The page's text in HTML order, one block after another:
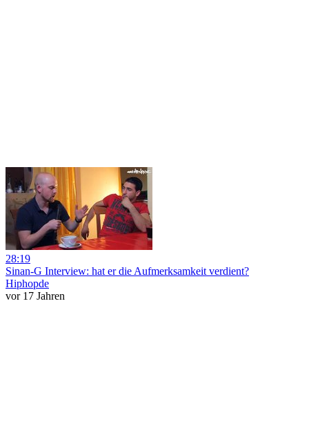
28:19
Sinan-G Interview: hat er die Aufmerksamkeit verdient?
Hiphopde
vor 17 Jahren